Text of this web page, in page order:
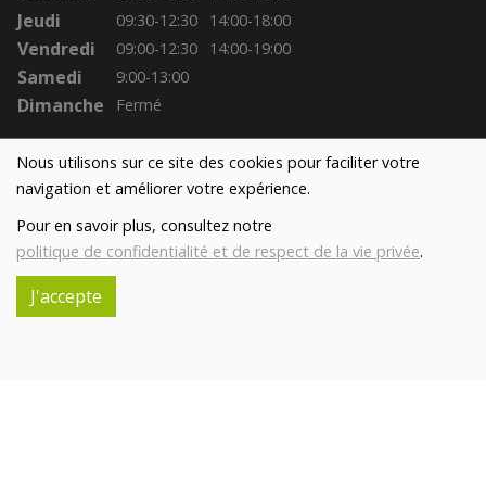
Nous utilisons sur ce site des cookies pour faciliter votre
navigation et améliorer votre expérience.
Pour en savoir plus, consultez notre
politique de confidentialité et de respect de la vie privée.
J'accepte
Jeudi 09:30-12:30 14:00-18:00
Vendredi 09:00-12:30 14:00-19:00
Samedi 9:00-13:00
Dimanche Fermé